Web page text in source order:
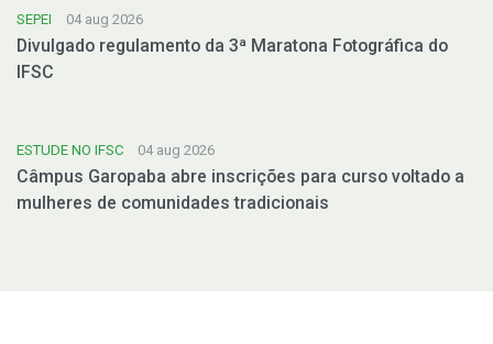
SEPEI 04 aug 2026
Divulgado regulamento da 3ª Maratona Fotográfica do
IFSC
ESTUDE NO IFSC 04 aug 2026
Câmpus Garopaba abre inscrições para curso voltado a
mulheres de comunidades tradicionais